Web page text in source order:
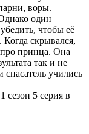
воры.
один
чтобы её
скрывался,
про принца. Она
так и не
учились
сезон 5 серия в